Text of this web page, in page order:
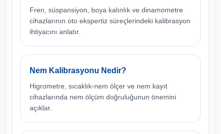
Fren, süspansiyon, boya kalınlık ve dinamometre
cihazlarının oto ekspertiz süreçlerindeki kalibrasyon
ihtiyacını anlatır.
Nem Kalibrasyonu Nedir?
Higrometre, sıcaklık-nem ölçer ve nem kayıt
cihazlarında nem ölçüm doğruluğunun önemini
açıklar.